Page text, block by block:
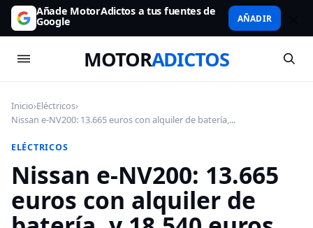
Añade MotorAdictos a tus fuentes de
Google AÑADIR
MOTORADICTOS
Inicio›Eléctricos›
Nissan e-NV200: 13.665 euros con alquiler de batería,...
ELÉCTRICOS
Nissan e-NV200: 13.665
euros con alquiler de